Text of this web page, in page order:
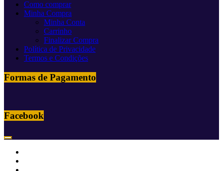
Como comprar
Minha Compra
Minha Conta
Carrinho
Finalizar Compra
Política de Privacidade
Termos e Condições
Formas de Pagamento
Facebook